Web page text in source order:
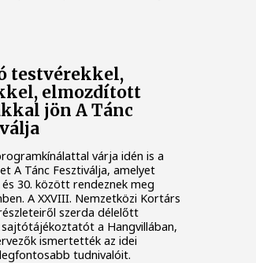
testvérekkel,
elmozdított
jön A Tánc
várja idén is a
A Tánc Fesztiválja, amelyet
és 30. között rendeznek meg
A XXVIII. Nemzetközi Kortárs
szerda délelőtt
a Hangvillában,
ismertették az idei
tudnivalóit.